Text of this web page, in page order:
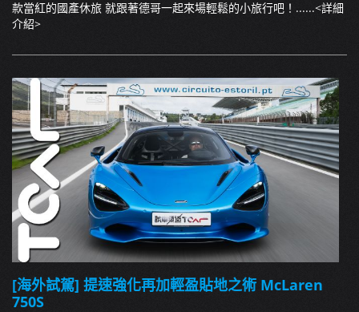
款當紅的國產休旅 就跟著德哥一起來場輕鬆的小旅行吧！......<詳細
介紹>
[海外試駕] 提速強化再加輕盈貼地之術 McLaren
750S